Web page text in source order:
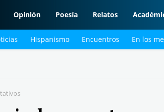
Opinión Poesía Relatos
Hispanismo Encuentros En los